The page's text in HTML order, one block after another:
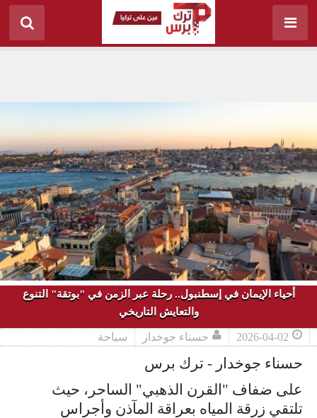
أحياء الإيمان في إسطنبول.. رحلة عبر الزمن في "بوتقة" التنوع
والتعايش التاريخي
2026-04-02 حسناء جوخدار سياحة
حسناء جوخدار - ترك برس
على ضفاف "القرن الذهبي" الساحر، حيث
تلتقي زرقة المياه بعراقة المآذن وأجراس